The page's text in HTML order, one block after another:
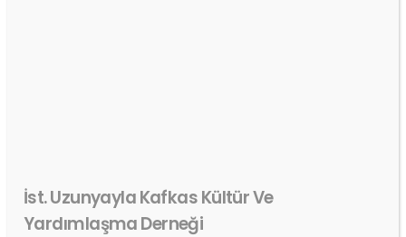
İst. Uzunyayla Kafkas Kültür Ve
Yardımlaşma Derneği